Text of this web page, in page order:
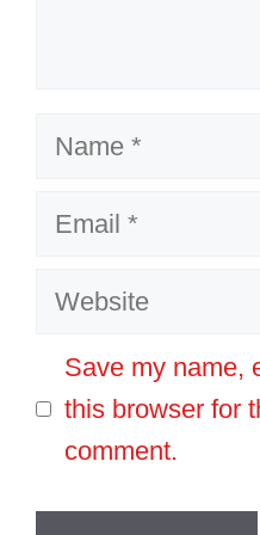
Name
Email
Website
Save my name,
this browser for
comment.